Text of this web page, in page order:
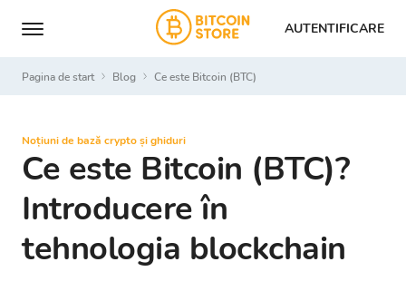
AUTENTIFICARE
Pagina de start Blog Ce este Bitcoin (BTC)
Noțiuni de bază crypto și ghiduri
Ce este Bitcoin (BTC)?
Introducere în
tehnologia blockchain